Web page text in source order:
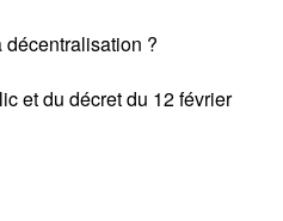
?
et du décret du 12 février